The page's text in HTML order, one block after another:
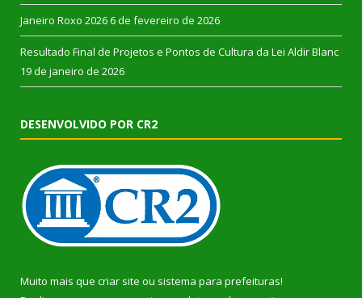
Janeiro Roxo 2026 6 de fevereiro de 2026
Resultado Final de Projetos e Pontos de Cultura da Lei Aldir Blanc
19 de janeiro de 2026
DESENVOLVIDO POR CR2
Muito mais que criar site ou sistema para prefeituras!